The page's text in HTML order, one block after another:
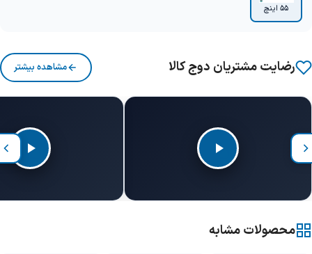
55 اینچ
رضایت مشتریان دوج کالا مشاهده بیشتر
محصولات مشابه